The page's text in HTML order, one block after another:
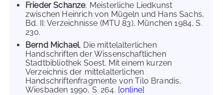
Frieder Schanze, Meisterliche Liedkunst
zwischen Heinrich von Mügeln und Hans Sachs,
Bd. II: Verzeichnisse (MTU 83), München 1984, S.
230.
Bernd Michael, Die mittelalterlichen
Handschriften der Wissenschaftlichen
Stadtbibliothek Soest. Mit einem kurzen
Verzeichnis der mittelalterlichen
Handschriftenfragmente von Tilo Brandis,
Wiesbaden 1990, S. 264. [online]